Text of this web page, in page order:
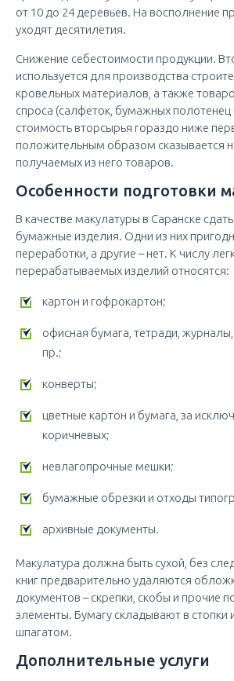
от 10 до 24 деревьев. На восполнение
уходят десятилетия.
Снижение себестоимости продукции.
используется для производства
кровельных материалов, а также
спроса (салфеток, бумажных полотенец
стоимость вторсырья гораздо ниже
положительным образом сказывается
получаемых из него товаров.
Особенности подготовки
В качестве макулатуры в Саранске
бумажные изделия. Одни из них
переработки, а другие – нет. К числу
перерабатываемых изделий относятся:
картон и гофрокартон;
офисная бумага, тетради,
пр.;
конверты;
цветные картон и бумага, за
коричневых;
невлагопрочные мешки;
бумажные обрезки и отходы
архивные документы.
Макулатура должна быть сухой, без
книг предварительно удаляются
документов – скрепки, скобы и прочие
элементы. Бумагу складывают в стопки
шпагатом.
Дополнительные услуги